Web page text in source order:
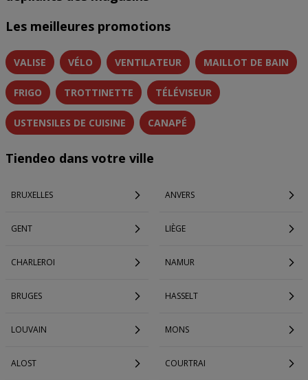
Les meilleures promotions
VALISE VÉLO VENTILATEUR MAILLOT DE BAIN
FRIGO TROTTINETTE TÉLÉVISEUR
USTENSILES DE CUISINE CANAPÉ
Tiendeo dans votre ville
BRUXELLES ANVERS
GENT LIÈGE
CHARLEROI NAMUR
BRUGES HASSELT
LOUVAIN MONS
ALOST COURTRAI